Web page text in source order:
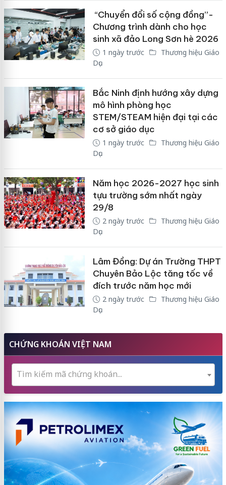
“Chuyển đổi số cộng đồng”-
Chương trình dành cho học
sinh xã đảo Long Sơn hè 2026
1 ngày trước
Thương hiệu Giáo
Dục
Bắc Ninh định hướng xây dựng
mô hình phòng học
STEM/STEAM hiện đại tại các
cơ sở giáo dục
1 ngày trước
Thương hiệu Giáo
Dục
Năm học 2026-2027 học sinh
tựu trường sớm nhất ngày
29/8
2 ngày trước
Thương hiệu Giáo
Dục
Lâm Đồng: Dự án Trường THPT
Chuyên Bảo Lộc tăng tốc về
đích trước năm học mới
2 ngày trước
Thương hiệu Giáo
Dục
CHỨNG KHOÁN VIỆT NAM
Tìm kiếm mã chứng khoán...